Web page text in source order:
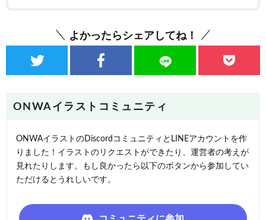
よかったらシェアしてね！
ONWAイラストコミュニティ
ONWAイラストのDiscordコミュニティとLINEアカウントを作
りました！イラストのリクエストができたり、運営者の考えが
見れたりします。もし良かったら以下のボタンから参加してい
ただけるとうれしいです。